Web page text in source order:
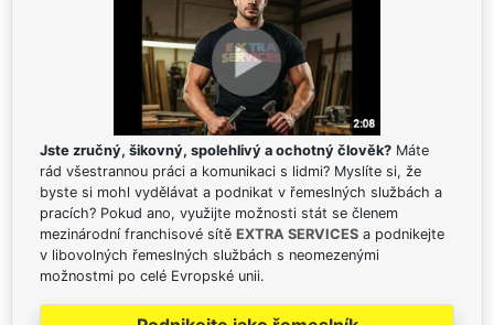
Jste zručný, šikovný, spolehlivý a ochotný člověk? Máte
rád všestrannou práci a komunikaci s lidmi? Myslíte si, že
byste si mohl vydělávat a podnikat v řemeslných službách a
pracích? Pokud ano, využijte možnosti stát se členem
mezinárodní franchisové sítě EXTRA SERVICES a podnikejte
v libovolných řemeslných službách s neomezenými
možnostmi po celé Evropské unii.